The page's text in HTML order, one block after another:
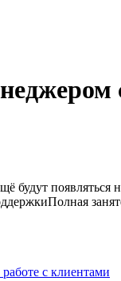
будут появляться
Полная
с клиентами